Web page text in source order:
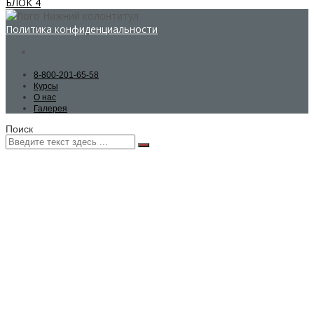
Политика конфиденциальности
8-800-201-65-58
Курсы
О нас
Галерея
Поиск